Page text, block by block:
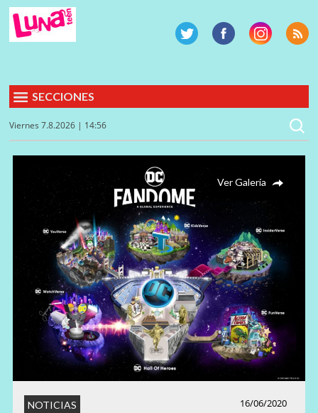
SECCIONES
Viernes 7.8.2026 | 14:56
Ver Galería
16/06/2020
NOTICIAS